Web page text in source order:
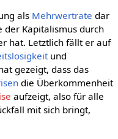
als Mehrwertrate dar
der Kapitalismus durch
hat. Letztlich fällt er auf
und
gezeigt, dass das
die Überkommenheit
aufzeigt, also für alle
mit sich bringt,